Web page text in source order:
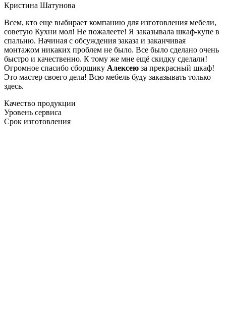
Кристина Шатунова
Всем, кто еще выбирает компанию для изготовления мебели,
советую Кухни мол! Не пожалеете! Я заказывала шкаф-купе в
спальню. Начиная с обсуждения заказа и заканчивая
монтажом никаких проблем не было. Все было сделано очень
быстро и качественно. К тому же мне ещё скидку сделали!
Огромное спасибо сборщику Алексею за прекрасный шкаф!
Это мастер своего дела! Всю мебель буду заказывать только
здесь.
Качество продукции
Уровень сервиса
Срок изготовления